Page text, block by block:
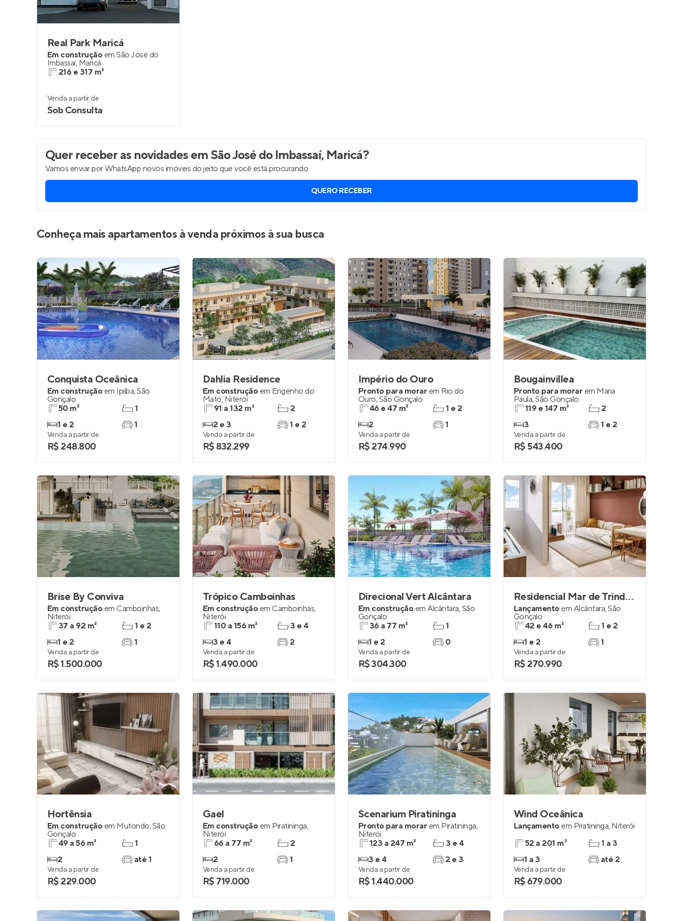
Real Park Maricá
Em construção em São José do
Imbassaí, Maricá
216 e 317 m²
Venda a partir de
Sob Consulta
Quer receber as novidadesem São José do Imbassaí, Maricá?
Vamos enviar por WhatsApp novos imóveis do jeito que você está procurando.
QUERO RECEBER
Conheça mais apartamentos à venda próximos à sua busca
Conquista Oceânica
Em construção em Ipiíba,São
Gonçalo
50 m²
1 e 2
1
1
Venda a partir de
R$ 248.800
Dahlia Residence
Em construção em Engenho do
Mato, Niterói
91 a 132 m²
2 e 3
2
1 e 2
Venda a partir de
R$ 832.299
Império do Ouro
Pronto para morar em Rio do
Ouro,São Gonçalo
46 e 47 m²
2
1 e 2
1
Venda a partir de
R$ 274.990
Bougainvillea
Pronto para morar em Maria
Paula,São Gonçalo
119 e 147 m²
3
2
1 e 2
Venda a partir de
R$ 543.400
Brise By Conviva
Em construção em Camboinhas,
Niterói
37 a 92 m²
1 e 2
1 e 2
1
Venda a partir de
R$ 1.500.000
Trópico Camboinhas
Em construção em Camboinhas,
Niterói
110 a 156 m²
3 e 4
3 e 4
2
Venda a partir de
R$ 1.490.000
Direcional Vert Alcântara
Em construção em Alcântara,São
Gonçalo
36 a 77 m²
1 e 2
1
0
Venda a partir de
R$ 304.300
Residencial Mar de Trindade
Lançamento em Alcântara,São
Gonçalo
42 e 46 m²
1 e 2
1 e 2
1
Venda a partir de
R$ 270.990
Hortênsia
Em construção em Mutondo,São
Gonçalo
49 a 56 m²
2
1
até 1
Venda a partir de
R$ 229.000
Gael
Em construção em Piratininga,
Niterói
66 a 77 m²
2
2
1
Venda a partir de
R$ 719.000
Scenarium Piratininga
Pronto para morar em Piratininga,
Niterói
123 a 247 m²
3 e 4
3 e 4
2 e 3
Venda a partir de
R$ 1.440.000
Wind Oceânica
Lançamento em Piratininga, Niterói
52 a 201 m²
1 a 3
1 a 3
até 2
Venda a partir de
R$ 679.000